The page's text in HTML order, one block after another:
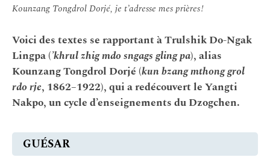
Kounzang Tongdrol Dorjé, je t’adresse mes prières !
Voici des textes se rapportant à Trulshik Do-Ngak
Lingpa (’khrul zhig mdo sngags gling pa), alias
Kounzang Tongdrol Dorjé (kun bzang mthong grol
rdo rje, 1862–1922), qui a redécouvert le Yangti
Nakpo, un cycle d’enseignements du Dzogchen.
GUÉSAR